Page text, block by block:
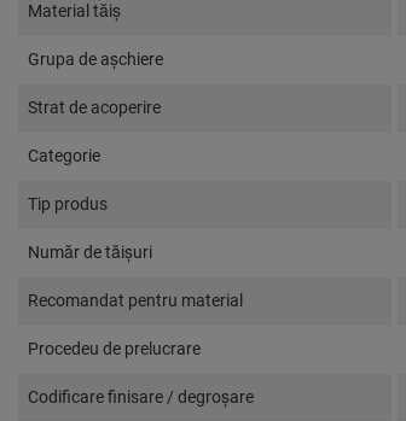
Material tăiș
Grupa de aşchiere
Strat de acoperire
Categorie
Tip produs
Număr de tăişuri
Recomandat pentru material
Procedeu de prelucrare
Codificare finisare / degroşare